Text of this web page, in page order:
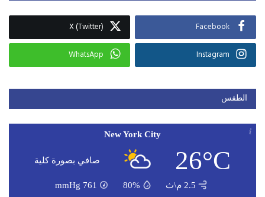
Facebook
X (Twitter)
Instagram
WhatsApp
الطقس
New York City
26°C صافي بصورة كلية
2.5 م\ث 80%
761
mmHg